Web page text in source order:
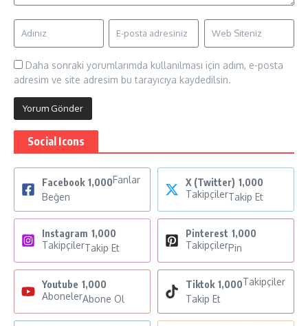
Daha sonraki yorumlarımda kullanılması için adım, e-posta
adresim ve site adresim bu tarayıcıya kaydedilsin.
Social Icons
Facebook 1,000Fanlar
Beğen
X (Twitter) 1,000
TakipçilerTakip Et
Instagram 1,000
TakipçilerTakip Et
Pinterest 1,000
TakipçilerPin
Youtube 1,000
AbonelerAbone Ol
Tiktok 1,000Takipçiler
Takip Et